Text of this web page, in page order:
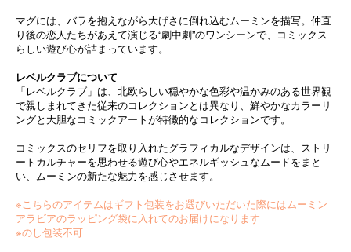
マグには、バラを抱えながら大げさに倒れ込むムーミンを描写。仲直
り後の恋人たちがあえて演じる“劇中劇”のワンシーンで、コミックス
らしい遊び心が詰まっています。
レベルクラブについて
「レベルクラブ」は、北欧らしい穏やかな色彩や温かみのある世界観
で親しまれてきた従来のコレクションとは異なり、鮮やかなカラーリ
ングと大胆なコミックアートが特徴的なコレクションです。
コミックスのセリフを取り入れたグラフィカルなデザインは、ストリ
ートカルチャーを思わせる遊び心やエネルギッシュなムードをまと
い、ムーミンの新たな魅力を感じさせます。
※こちらのアイテムはギフト包装をお選びいただいた際にはムーミン
アラビアのラッピング袋に入れてのお届けになります
※のし包装不可